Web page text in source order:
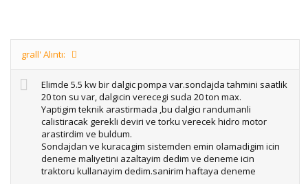
grall' Alıntı:
Elimde 5.5 kw bir dalgic pompa var.sondajda tahmini saatlik
20 ton su var, dalgıcin verecegi suda 20 ton max.
Yaptigim teknik arastirmada ,bu dalgicı randumanli
calistiracak gerekli deviri ve torku verecek hidro motor
arastirdim ve buldum.
Sondajdan ve kuracagim sistemden emin olamadigim icin
deneme maliyetini azaltayim dedim ve deneme icin
traktoru kullanayim dedim.sanirim haftaya deneme